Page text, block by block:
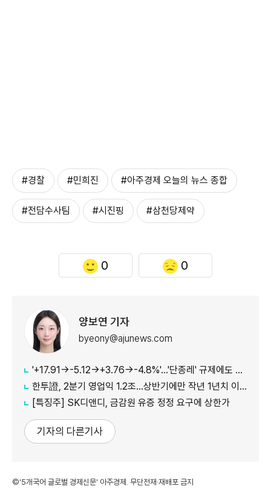
#경찰 #민희진 #아주경제 오늘의 뉴스 종합
#전담수사팀 #시진핑 #삼천당제약
0 0
양보연 기자
byeony@ajunews.com
'+17.91→-5.12→+3.76→-4.8%'…'단종레' 규제에도 여전히 롤러코스터 타는 코스피
한투證, 2분기 영업익 1.2조…상반기에만 작년 1년치 이익만큼 벌었다
[특징주] SK디앤디, 금감원 유증 정정 요구에 상한가
기자의 다른기사
©'5개국어 글로벌 경제신문' 아주경제. 무단전재·재배포 금지